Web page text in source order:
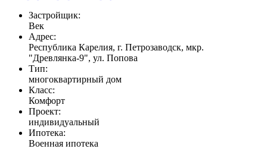
Застройщик:
Век
Адрес:
Республика Карелия, г. Петрозаводск, мкр.
"Древлянка-9", ул. Попова
Тип:
многоквартирный дом
Класс:
Комфорт
Проект:
индивидуальный
Ипотека:
Военная ипотека